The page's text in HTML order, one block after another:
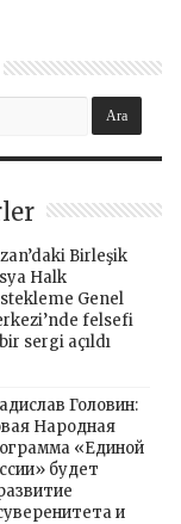
Birleşik
Halk
Genel
felsefi
sergi açıldı
Головин:
Народная
«Единой
будет
и